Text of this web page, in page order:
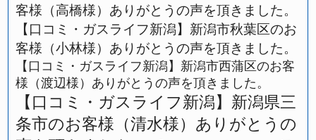
客様（高橋様）ありがとうの声を頂きました。
【口コミ・ガスライフ新潟】新潟市秋葉区のお
客様（小林様）ありがとうの声を頂きました。
【口コミ・ガスライフ新潟】新潟市西蒲区のお客
様（渡辺様）ありがとうの声を頂きました。
【口コミ・ガスライフ新潟】新潟県三
条市のお客様（清水様）ありがとうの